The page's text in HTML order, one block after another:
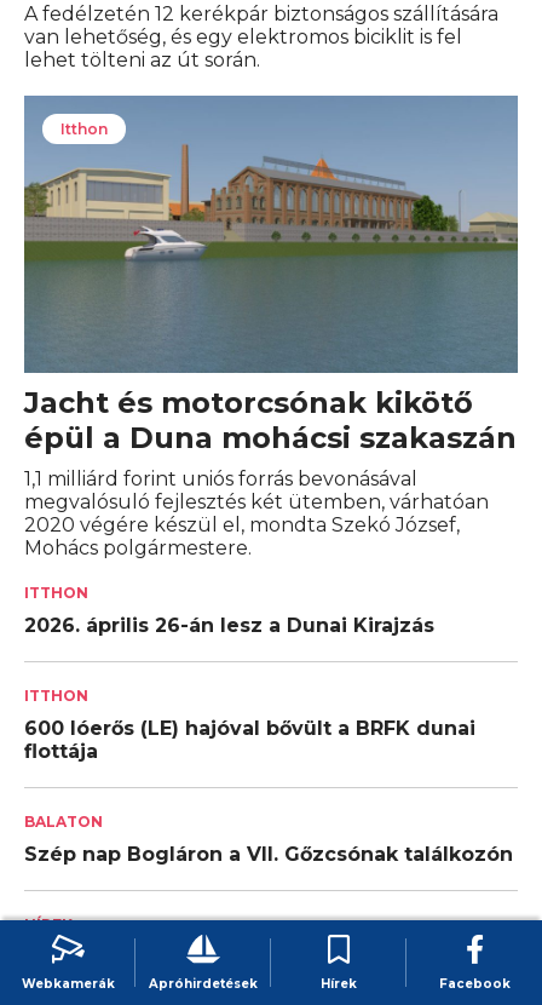
A fedélzetén 12 kerékpár biztonságos szállítására
van lehetőség, és egy elektromos biciklit is fel
lehet tölteni az út során.
Itthon
Jacht és motorcsónak kikötő
épül a Duna mohácsi szakaszán
1,1 milliárd forint uniós forrás bevonásával
megvalósuló fejlesztés két ütemben, várhatóan
2020 végére készül el, mondta Szekó József,
Mohács polgármestere.
ITTHON
2026. április 26-án lesz a Dunai Kirajzás
ITTHON
600 lóerős (LE) hajóval bővült a BRFK dunai
flottája
BALATON
Szép nap Bogláron a VII. Gőzcsónak találkozón
HÍREK
Vízi tűzesetek – a tankolás veszélyei –
kigyulladt egy hajó
Webkamerák Apróhirdetések Hírek Facebook